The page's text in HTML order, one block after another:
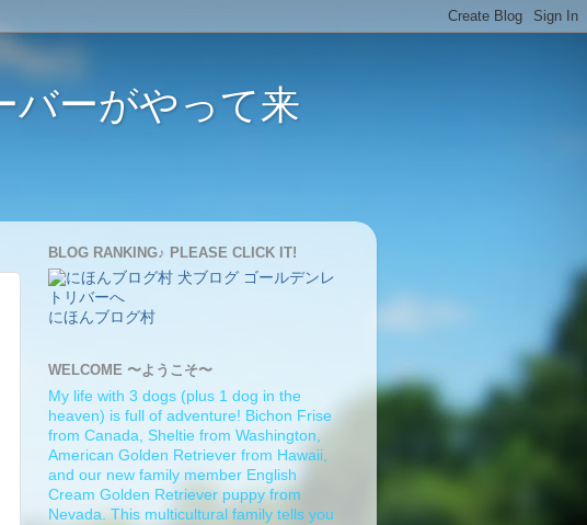
バーがやって来
BLOG RANKING♪ PLEASE CLICK IT!
にほんブログ村
WELCOME 〜ようこそ〜
My life with 3 dogs (plus 1 dog in the
heaven) is full of adventure! Bichon Frise
from Canada, Sheltie from Washington,
American Golden Retriever from Hawaii,
and our new family member English
Cream Golden Retriever puppy from
Nevada. This multicultural family tells you